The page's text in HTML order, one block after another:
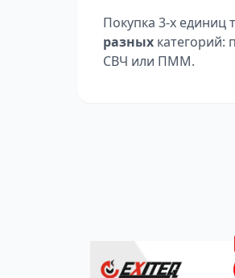
Покупка 3-х единиц
разных категорий:
СВЧ или ПММ.